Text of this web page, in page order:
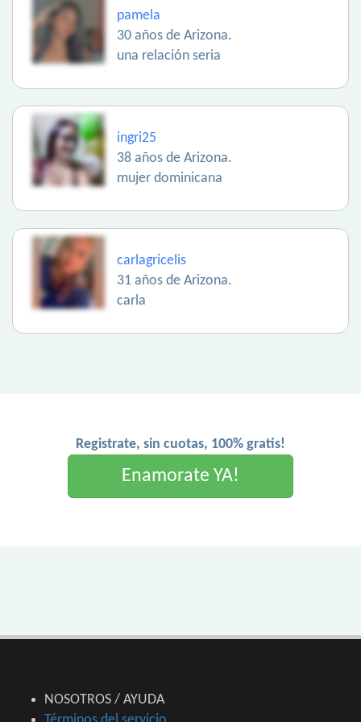
pamela
30 años de Arizona.
una relación seria
ingri25
38 años de Arizona.
mujer dominicana
carlagricelis
31 años de Arizona.
carla
Registrate, sin cuotas, 100% gratis!
Enamorate YA!
NOSOTROS / AYUDA